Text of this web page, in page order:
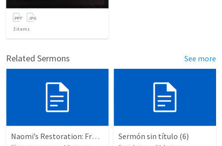
3 items
Related Sermons See more
Naomi’s Restoration: From Bitterness to Blessing. Sermón sin título (6)